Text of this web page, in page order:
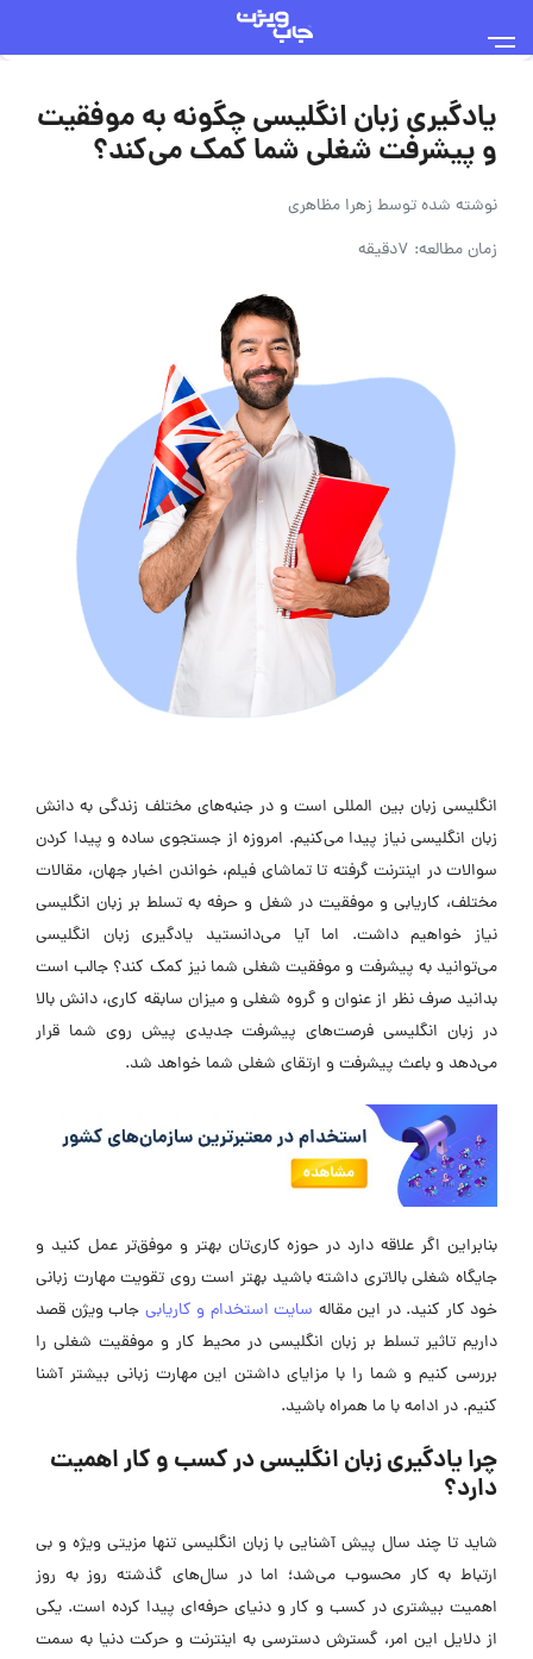
یادگیری زبان انگلیسی چگونه به موفقیت
و پیشرفت شغلی شما کمک می‌کند؟
نوشته شده توسط زهرا مظاهری
زمان مطالعه: 7دقیقه
انگلیسی زبان بین المللی است و در جنبه‌های مختلف زندگی به دانش
زبان انگلیسی نیاز پیدا می‌کنیم. امروزه از جستجوی ساده و پیدا کردن
سوالات در اینترنت گرفته تا تماشای فیلم، خواندن اخبار جهان، مقالات
مختلف، کاریابی و موفقیت در شغل و حرفه به تسلط بر زبان انگلیسی
نیاز خواهیم داشت. اما آیا می‌دانستید یادگیری زبان انگلیسی
می‌توانید به پیشرفت و موفقیت شغلی شما نیز کمک کند؟ جالب است
بدانید صرف نظر از عنوان و گروه شغلی و میزان سابقه کاری، دانش بالا
در زبان انگلیسی فرصت‌های پیشرفت جدیدی پیش روی شما قرار
می‌دهد و باعث پیشرفت و ارتقای شغلی شما خواهد شد.
بنابراین اگر علاقه دارد در حوزه کاری‌تان بهتر و موفق‌تر عمل کنید و
جایگاه شغلی بالاتری داشته باشید بهتر است روی تقویت مهارت زبانی
خود کار کنید. در این مقاله سایت استخدام و کاریابی جاب ویژن قصد
داریم تاثیر تسلط بر زبان انگلیسی در محیط کار و موفقیت شغلی را
بررسی کنیم و شما را با مزایای داشتن این مهارت زبانی بیشتر آشنا
کنیم. در ادامه با ما همراه باشید.
چرا یادگیری زبان انگلیسی در کسب و کار اهمیت
دارد؟
شاید تا چند سال پیش آشنایی با زبان انگلیسی تنها مزیتی ویژه و بی
ارتباط به کار محسوب می‌شد؛ اما در سال‌های گذشته روز به روز
اهمیت بیشتری در کسب و کار و دنیای حرفه‌ای پیدا کرده است. یکی
از دلایل این امر، گسترش دسترسی به اینترنت و حرکت دنیا به سمت